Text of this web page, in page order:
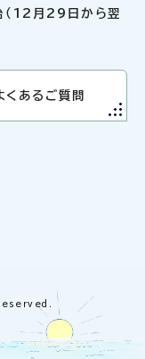
（12月29日から翌
くあるご質問